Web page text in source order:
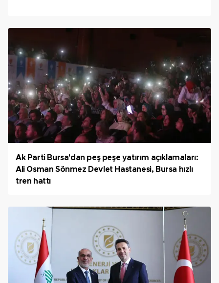
Ak Parti Bursa'dan peş peşe yatırım açıklamaları:
Ali Osman Sönmez Devlet Hastanesi, Bursa hızlı
tren hattı